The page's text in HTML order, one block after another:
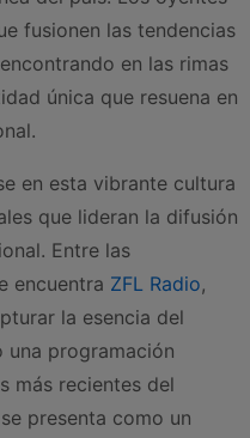
fusionen las tendencias
en las rimas
única que resuena en
en esta vibrante cultura
que lideran la difusión
Entre las
encuentra ZFL Radio,
la esencia del
programación
más recientes del
se presenta como un